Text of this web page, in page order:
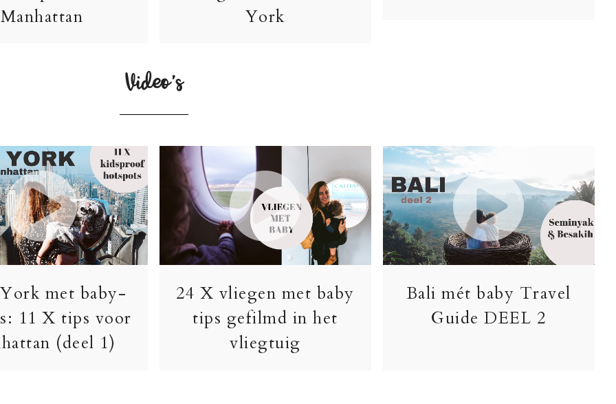
Manhattan
York
Video’s
met baby-
11 X tips voor
(deel 1)
24 X vliegen met baby
tips gefilmd in het
vliegtuig
Bali mét baby Travel
Guide DEEL 2